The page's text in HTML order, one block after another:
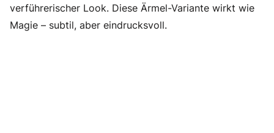
verführerischer Look. Diese Ärmel-Variante wirkt wie
Magie – subtil, aber eindrucksvoll.